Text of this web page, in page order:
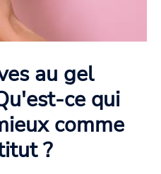
au gel
ce qui
comme
?